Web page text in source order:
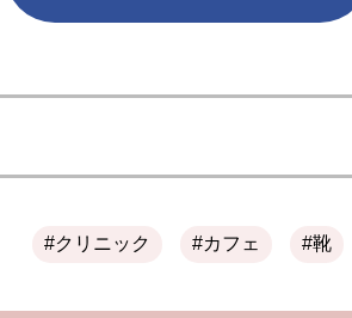
#クリニック #カフェ #靴